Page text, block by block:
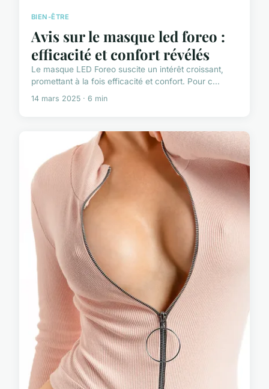
BIEN-ÊTRE
Avis sur le masque led foreo :
efficacité et confort révélés
Le masque LED Foreo suscite un intérêt croissant,
promettant à la fois efficacité et confort. Pour c...
14 mars 2025 · 6 min